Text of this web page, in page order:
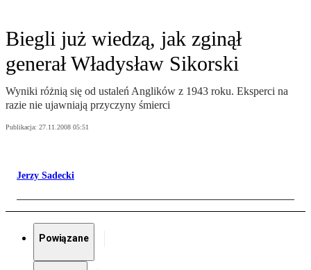
Biegli już wiedzą, jak zginął
generał Władysław Sikorski
Wyniki różnią się od ustaleń Anglików z 1943 roku. Eksperci na
razie nie ujawniają przyczyny śmierci
Publikacja: 27.11.2008 05:51
Jerzy Sadecki
Powiązane